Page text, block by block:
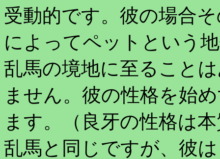
受動的です。彼の場合
によってペットという
乱馬の境地に至ること
ません。彼の性格を始
ます。（良牙の性格は
乱馬と同じですが、彼